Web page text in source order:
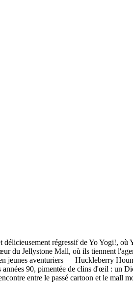
régressif de Yo Yogi!,
du Jellystone Mall, où ils tiennent
jeunes aventuriers — Huckleberry
90, pimentée de clins d'œil : un
entre le passé cartoon et le mall